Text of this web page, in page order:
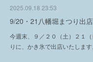
2025.09.18 23:53
9/20・21八幡堀まつり出店
今週末、９／２０（土）２１
りに、かき氷で出店いたしま